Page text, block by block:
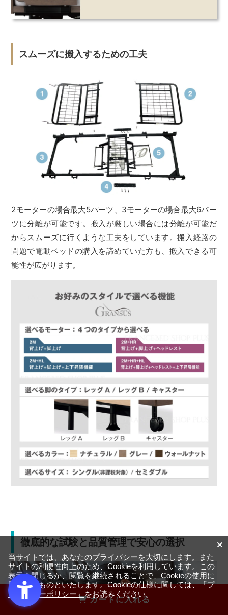
カートに入れる
スムーズに搬入するための工夫
2モーターの場合最大5パーツ、3モーターの場合最大6パー
ツに分離が可能です。搬入が厳しい場合には分離が可能だ
からスムーズに行くような工夫をしています。搬入経路の
問題で電動ベッドの購入を諦めていた方も、搬入できる可
能性が広がります。
徹底的な試験と品質管理で安心の選択
当サイトでは、あなたのプライバシーを大切にします。また
サイトの利便性向上のため、Cookieを利用しています。この
表示を閉じるか、閲覧を継続されることで、Cookieの使用に
同意するものといたします。Cookieの仕様に関しては、「プ
ライバシーポリシー」をお読みください。